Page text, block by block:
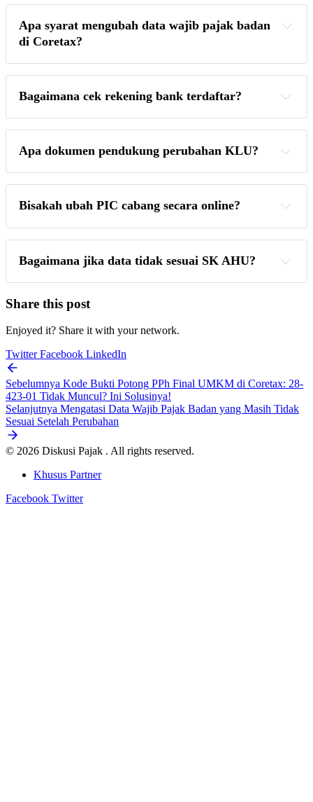
Apa syarat mengubah data wajib pajak badan
di Coretax?
Bagaimana cek rekening bank terdaftar?
Portal Saya > Profil Saya > Detail Bank
Apa dokumen pendukung perubahan KLU?
Bisakah ubah PIC cabang secara online?
Profil Saya > Informasi Umum > Tempat Kegiatan
Usaha/Sub Unit > Edit
Bagaimana jika data tidak sesuai SK AHU?
Share this post
Enjoyed it? Share it with your network.
TwitterFacebook LinkedIn
Sebelumnya Kode Bukti Potong PPh Final UMKM di Coretax: 28-
423-01 Tidak Muncul? Ini Solusinya!
Selanjutnya Mengatasi Data Wajib Pajak Badan yang Masih Tidak
Sesuai Setelah Perubahan
© 2026 Diskusi Pajak . All rights reserved.
Khusus Partner
Facebook Twitter